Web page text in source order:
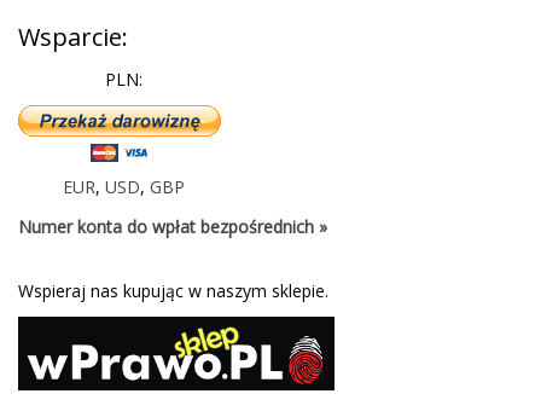
Wsparcie:
PLN:
EUR, USD, GBP
Numer konta do wpłat bezpośrednich »
Wspieraj nas kupując w naszym sklepie.